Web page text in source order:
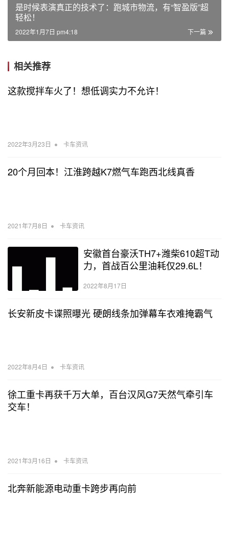
是时候表演真正的技术了：跑城市物流，有“智盈版”超
轻松！
下一篇
2022年1月7日 pm4:18
相关推荐
这款搅拌车火了！想低调实力不允许！
2022年3月23日 • 卡车资讯
20个月回本！江淮跨越K7燃气车跑西北线真香
2021年7月8日 • 卡车资讯
安徽首台豪沃TH7+潍柴610超T动
力，首战百公里油耗仅29.6L！
2022年8月17日
长安新皮卡谍照曝光 硬朗线条加弹幕车衣难掩霸气
2022年8月4日 • 卡车资讯
徐工重卡再获千万大单，百台汉风G7天然气牵引车
交车！
2021年3月16日 • 卡车资讯
北奔新能源电动重卡跨步再向前